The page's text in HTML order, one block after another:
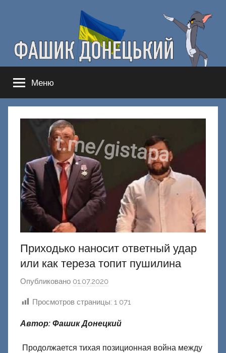
Фашик
Донецкий
гнобят
русню
Меню
Приходько наносит ответный удар
или как тереза топит пушилина
Опубликовано 01.07.2020
т
о
о
Просмотров страницы: 1 071
Автор: Фашик Донецкий
Продолжается тихая позиционная война между